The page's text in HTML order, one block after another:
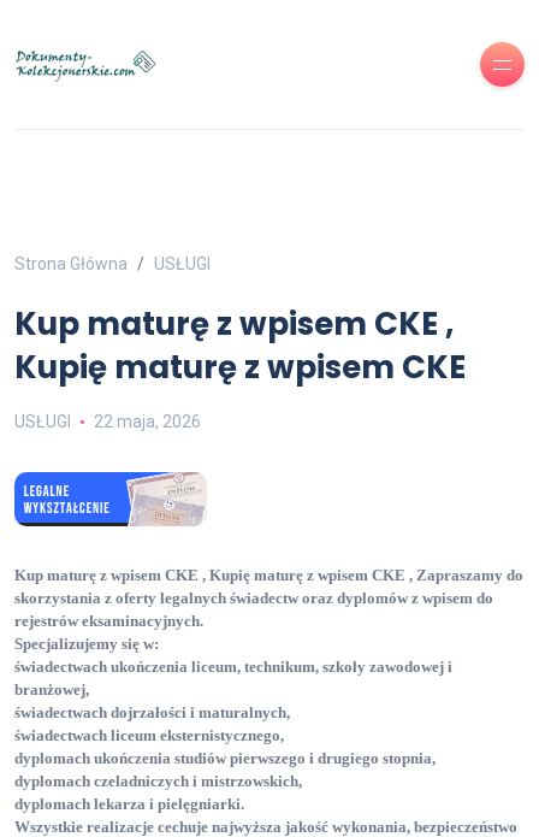
Strona Główna USŁUGI
Kup maturę z wpisem CKE ,
Kupię maturę z wpisem CKE
USŁUGI 22 maja, 2026
Kup maturę z wpisem CKE , Kupię maturę z wpisem CKE , Zapraszamy do
skorzystania z oferty legalnych świadectw oraz dyplomów z wpisem do
rejestrów eksaminacyjnych.
Specjalizujemy się w:
świadectwach ukończenia liceum, technikum, szkoły zawodowej i
branżowej,
świadectwach dojrzałości i maturalnych,
świadectwach liceum eksternistycznego,
dyplomach ukończenia studiów pierwszego i drugiego stopnia,
dyplomach czeladniczych i mistrzowskich,
dyplomach lekarza i pielęgniarki.
Wszystkie realizacje cechuje najwyższa jakość wykonania, bezpieczeństwo